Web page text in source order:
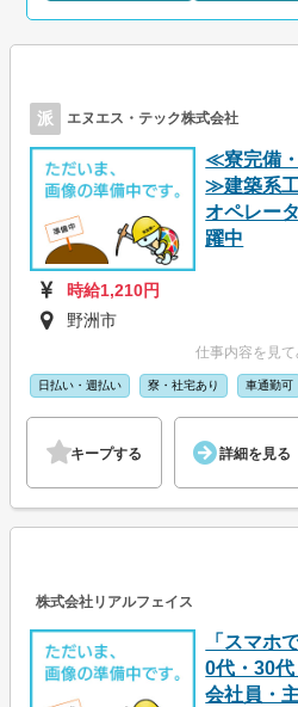
派 エヌエス・テック株式会社
≪寮完備
≫建築系
オペレー
躍中
時給1,210円
野洲市
仕事内容を見
日払い・週払い 寮・社宅あり 車通勤可
キープする 詳細を見る
株式会社リアルフェイス
「スマホ
0代・30
会社員・